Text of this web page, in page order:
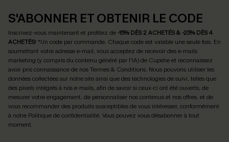
S'ABONNER ET OBTENIR LE CODE
Inscrivez-vous maintenant et profitez de -15% DÈS 2 ACHETÉS & -25% DÈS 4
ACHETÉS! *Un code par commande. Chaque code est valable une seule fois. En
soumettant votre adresse e-mail, vous acceptez de recevoir des e-mails
marketing (y compris du contenu généré par l'IA) de Cupshe et reconnaissez
avoir pris connaissance de nosTermes & Conditions. Nous pouvons utiliser les
données collectées sur notre site ainsi que des technologies de suivi, telles que
des pixels intégrés à nos e-mails, afin de savoir si ceux-ci ont été ouverts, de
mesurer votre engagement, de personnaliser nos contenus et nos offres, et de
vous recommander des produits susceptibles de vous intéresser, conformément
à notre Politique de confidentialité. Vous pouvez vous désabonner à tout
moment.